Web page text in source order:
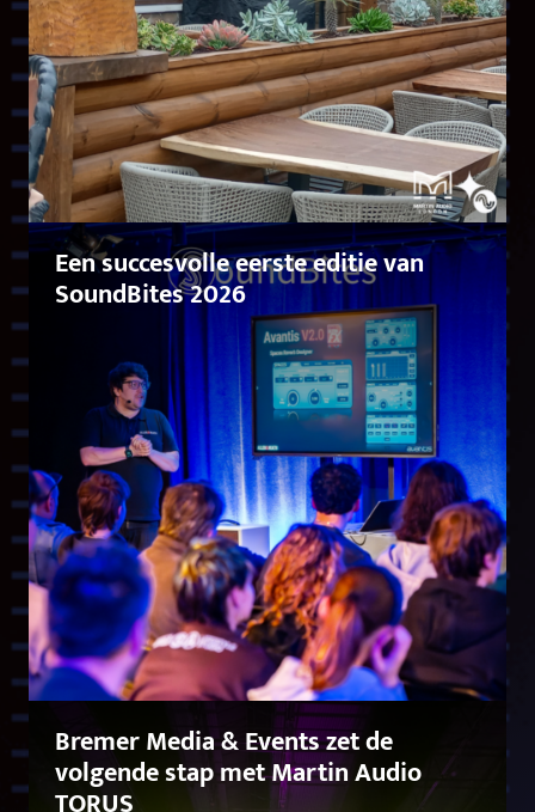
Een succesvolle eerste editie van
SoundBites 2026
Bremer Media & Events zet de
volgende stap met Martin Audio